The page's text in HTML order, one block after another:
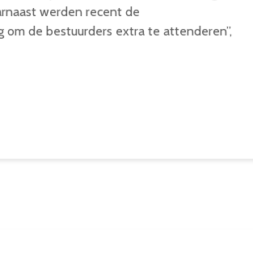
werden recent de
de bestuurders extra te attenderen”,